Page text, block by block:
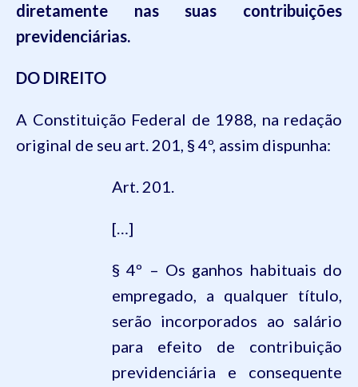
diretamente nas suas contribuições
previdenciárias.
DO DIREITO
A Constituição Federal de 1988, na redação
original de seu art. 201, § 4º, assim dispunha:
Art. 201.
[…]
§ 4º – Os ganhos habituais do
empregado, a qualquer título,
serão incorporados ao salário
para efeito de contribuição
previdenciária e consequente